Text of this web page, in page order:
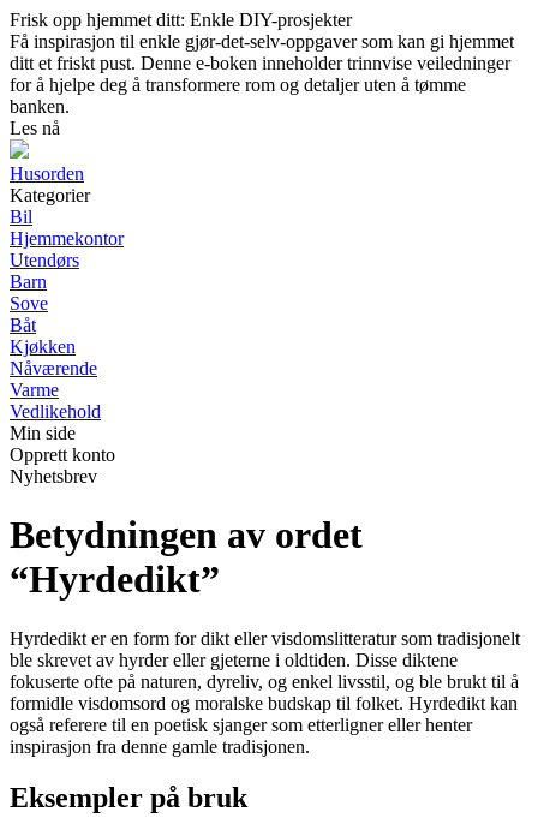
Frisk opp hjemmet ditt: Enkle DIY-prosjekter
Få inspirasjon til enkle gjør-det-selv-oppgaver som kan gi hjemmet
ditt et friskt pust. Denne e-boken inneholder trinnvise veiledninger
for å hjelpe deg å transformere rom og detaljer uten å tømme
banken.
Les nå
Husorden
Kategorier
Bil
Hjemmekontor
Utendørs
Barn
Sove
Båt
Kjøkken
Nåværende
Varme
Vedlikehold
Min side
Opprett konto
Nyhetsbrev
Betydningen av ordet
“Hyrdedikt”
Hyrdedikt er en form for dikt eller visdomslitteratur som tradisjonelt
ble skrevet av hyrder eller gjeterne i oldtiden. Disse diktene
fokuserte ofte på naturen, dyreliv, og enkel livsstil, og ble brukt til å
formidle visdomsord og moralske budskap til folket. Hyrdedikt kan
også referere til en poetisk sjanger som etterligner eller henter
inspirasjon fra denne gamle tradisjonen.
Eksempler på bruk